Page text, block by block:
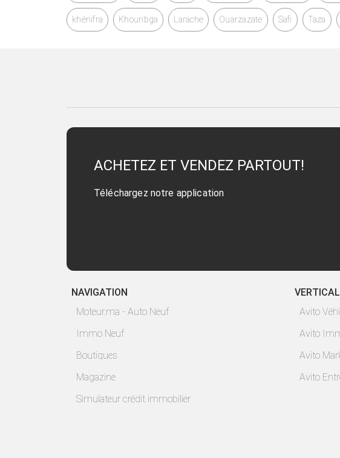
khénifra Khouribga Larache Ouarzazate Safi Taza
ACHETEZ ET VENDEZ PARTOUT!
Téléchargez notre application
NAVIGATION
Moteur.ma - Auto Neuf
Immo Neuf
Boutiques
Magazine
Simulateur crédit immobilier
Avito
Avito
Avito
Avito